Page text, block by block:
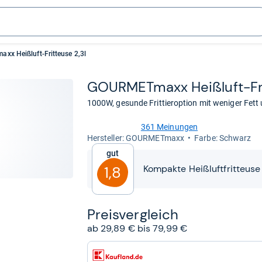
Heißluft-Fritteuse 2,3l
GOUR­MET­maxx Heiß­luft-​
1000W, gesunde Frittieroption mit weniger Fett
von
Sternen
361 Meinungen
Her­stel­ler: GOURMETmaxx
Farbe: Schwarz
Gut
1,8 Kompakte
Preis­ver­gleich
ab 29,89 € bis 79,99 €
zum
Shop: